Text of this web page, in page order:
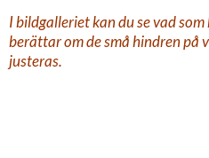
I bildgalleriet kan du se vad
berättar om de små hindren på
justeras.